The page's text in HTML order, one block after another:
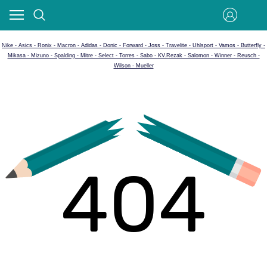
Nike - Asics - Ronix - Macron - Adidas - Donic - Forward - Joss - Travelite - Uhlsport - Vamos - Butterfly -
Mikasa - Mizuno - Spalding - Mitre - Select - Torres - Sabo - KV.Rezak - Salomon - Winner - Reusch -
Wilson - Mueller
404